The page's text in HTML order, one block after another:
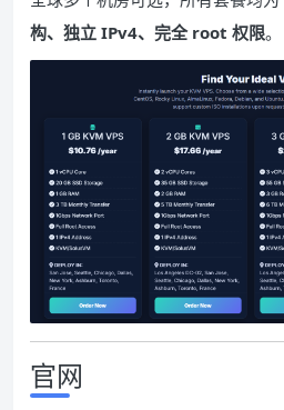
构、独立 IPv4、完全 root 权限。
官网